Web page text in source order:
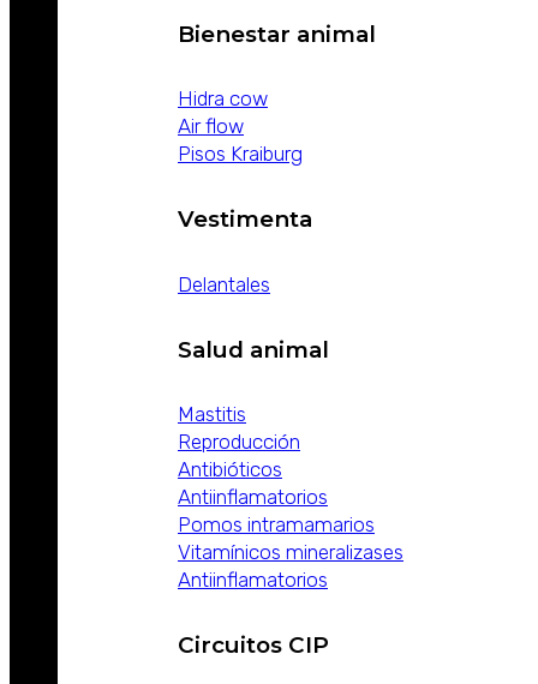
Bienestar animal
Hidra cow
Air flow
Pisos Kraiburg
Vestimenta
Delantales
Salud animal
Mastitis
Reproducción
Antibióticos
Antiinflamatorios
Pomos intramamarios
Vitamínicos mineralizases
Antiinflamatorios
Circuitos CIP